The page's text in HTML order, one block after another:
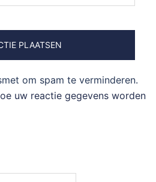
om spam te verminderen.
uw reactie gegevens worden